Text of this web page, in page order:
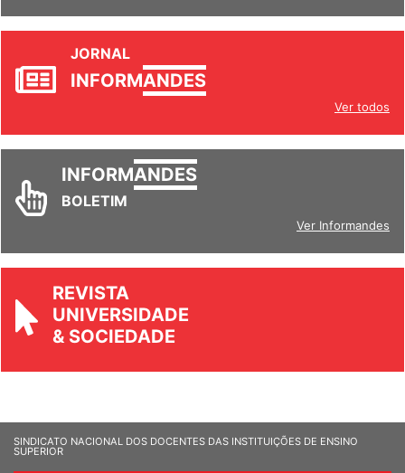
JORNAL
INFORMANDES
Ver todos
INFORMANDES
BOLETIM
Ver Informandes
REVISTA
UNIVERSIDADE
& SOCIEDADE
SINDICATO NACIONAL DOS DOCENTES DAS INSTITUIÇÕES DE ENSINO
SUPERIOR